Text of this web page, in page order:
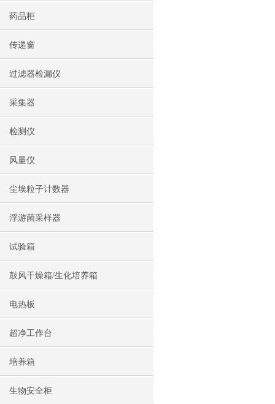
药品柜
传递窗
过滤器检漏仪
采集器
检测仪
风量仪
尘埃粒子计数器
浮游菌采样器
试验箱
鼓风干燥箱/生化培养箱
电热板
超净工作台
培养箱
生物安全柜